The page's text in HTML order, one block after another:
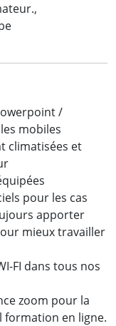
/
mobiles
climatisées et
pour les cas
apporter
mieux travailler
FI dans tous nos
zoom pour la
en ligne.